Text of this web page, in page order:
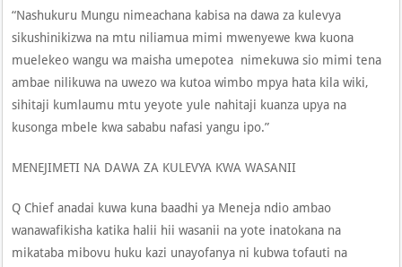
“Nashukuru Mungu nimeachana kabisa na dawa za kulevya
sikushinikizwa na mtu niliamua mimi mwenyewe kwa kuona
muelekeo wangu wa maisha umepotea nimekuwa sio mimi tena
ambae nilikuwa na uwezo wa kutoa wimbo mpya hata kila wiki,
sihitaji kumlaumu mtu yeyote yule nahitaji kuanza upya na
kusonga mbele kwa sababu nafasi yangu ipo.”
MENEJIMETI NA DAWA ZA KULEVYA KWA WASANII
Q Chief anadai kuwa kuna baadhi ya Meneja ndio ambao
wanawafikisha katika halii hii wasanii na yote inatokana na
mikataba mibovu huku kazi unayofanya ni kubwa tofauti na